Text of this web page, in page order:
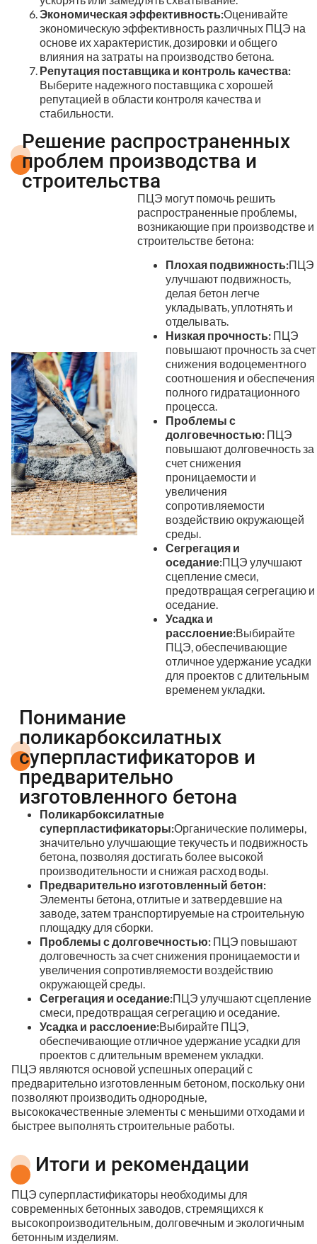
Экономическая эффективность:Оценивайте
экономическую эффективность различных ПЦЭ на
основе их характеристик, дозировки и общего
влияния на затраты на производство бетона.
Репутация поставщика и контроль качества:
Выберите надежного поставщика с хорошей
репутацией в области контроля качества и
стабильности.
Решение распространенных
проблем производства и
строительства
ПЦЭ могут помочь решить
распространенные проблемы,
возникающие при производстве и
строительстве бетона:
Плохая подвижность:ПЦЭ
улучшают подвижность,
делая бетон легче
укладывать, уплотнять и
отделывать.
Низкая прочность: ПЦЭ
повышают прочность за счет
снижения водоцементного
соотношения и обеспечения
полного гидратационного
процесса.
Проблемы с
долговечностью: ПЦЭ
повышают долговечность за
счет снижения
проницаемости и
увеличения
сопротивляемости
воздействию окружающей
среды.
Сегрегация и
оседание:ПЦЭ улучшают
сцепление смеси,
предотвращая сегрегацию и
оседание.
Усадка и
расслоение:Выбирайте
ПЦЭ, обеспечивающие
отличное удержание усадки
для проектов с длительным
временем укладки.
Понимание
поликарбоксилатных
суперпластификаторов и
предварительно
изготовленного бетона
Поликарбоксилатные
суперпластификаторы:Органические полимеры,
значительно улучшающие текучесть и подвижность
бетона, позволяя достигать более высокой
производительности и снижая расход воды.
Предварительно изготовленный бетон:
Элементы бетона, отлитые и затвердевшие на
заводе, затем транспортируемые на строительную
площадку для сборки.
Проблемы с долговечностью: ПЦЭ повышают
долговечность за счет снижения проницаемости и
увеличения сопротивляемости воздействию
окружающей среды.
Сегрегация и оседание:ПЦЭ улучшают сцепление
смеси, предотвращая сегрегацию и оседание.
Усадка и расслоение:Выбирайте ПЦЭ,
обеспечивающие отличное удержание усадки для
проектов с длительным временем укладки.
ПЦЭ являются основой успешных операций с
предварительно изготовленным бетоном, поскольку они
позволяют производить однородные,
высококачественные элементы с меньшими отходами и
быстрее выполнять строительные работы.
Итоги и рекомендации
ПЦЭ суперпластификаторы необходимы для
современных бетонных заводов, стремящихся к
высокопроизводительным, долговечным и экологичным
бетонным изделиям.